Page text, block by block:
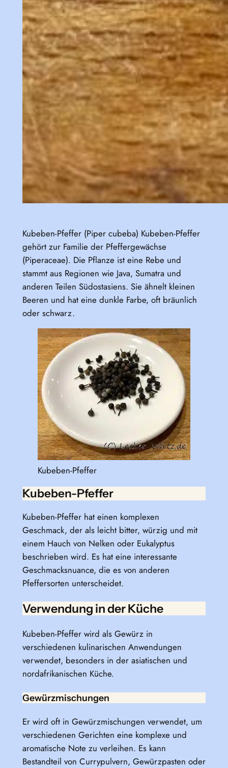
Kubeben-Pfeffer (Piper cubeba) Kubeben-Pfeffer
gehört zur Familie der Pfeffergewächse
(Piperaceae). Die Pflanze ist eine Rebe und
stammt aus Regionen wie Java, Sumatra und
anderen Teilen Südostasiens. Sie ähnelt kleinen
Beeren und hat eine dunkle Farbe, oft bräunlich
oder schwarz.
Kubeben-Pfeffer
Kubeben-Pfeffer
Kubeben-Pfeffer hat einen komplexen
Geschmack, der als leicht bitter, würzig und mit
einem Hauch von Nelken oder Eukalyptus
beschrieben wird. Es hat eine interessante
Geschmacksnuance, die es von anderen
Pfeffersorten unterscheidet.
Verwendung in der Küche
Kubeben-Pfeffer wird als Gewürz in
verschiedenen kulinarischen Anwendungen
verwendet, besonders in der asiatischen und
nordafrikanischen Küche.
Gewürzmischungen
Er wird oft in Gewürzmischungen verwendet, um
verschiedenen Gerichten eine komplexe und
aromatische Note zu verleihen. Es kann
Bestandteil von Currypulvern, Gewürzpasten oder